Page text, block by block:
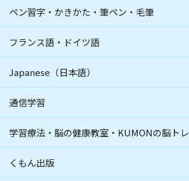
ペン習字・かきかた・筆ペン・毛筆
フランス語・ドイツ語
Japanese（日本語）
通信学習
学習療法・脳の健康教室・KUMONの脳トレ
くもん出版